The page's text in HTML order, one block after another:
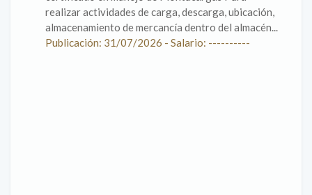
realizar actividades de carga, descarga, ubicación,
almacenamiento de mercancía dentro del almacén...
Publicación: 31/07/2026 - Salario: ----------